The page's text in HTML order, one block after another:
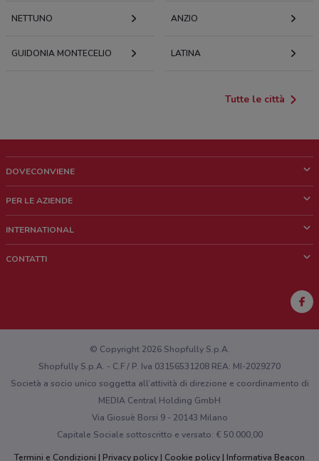
NETTUNO ANZIO
GUIDONIA MONTECELIO LATINA
Tutte le città
DOVECONVIENE
Chi siamo
Lavora con noi
PER LE AZIENDE
Richieste commerciali e marketing
INTERNATIONAL
CONTATTI
Hai un malfunzionamento sul web o sull'app?
© Copyright 2026 Shopfully S.p.A.
Shopfully S.p.A. - C.F / P. Iva 03156531208 REA: MI-2029270
Società a socio unico soggetta all’attività di direzione e coordinamento di
MEDIA Central Holding GmbH
Via Giosuè Borsi 9 - 20143 Milano
Capitale Sociale sottoscritto e versato: € 50.000,00
Termini e Condizioni
Privacy policy Cookie policy Informativa Beacon